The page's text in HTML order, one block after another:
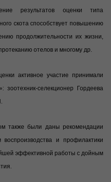
результатов оценки типа
скота способствует повышению
продолжительности их жизни,
отелов и многому др.
активное участие принимали
селекционер Гордеева
также были даны рекомендации
и профилактики
эффективной работы с дойным